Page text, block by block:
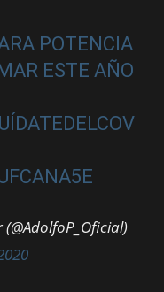
POTENCIA
ESTE AÑO